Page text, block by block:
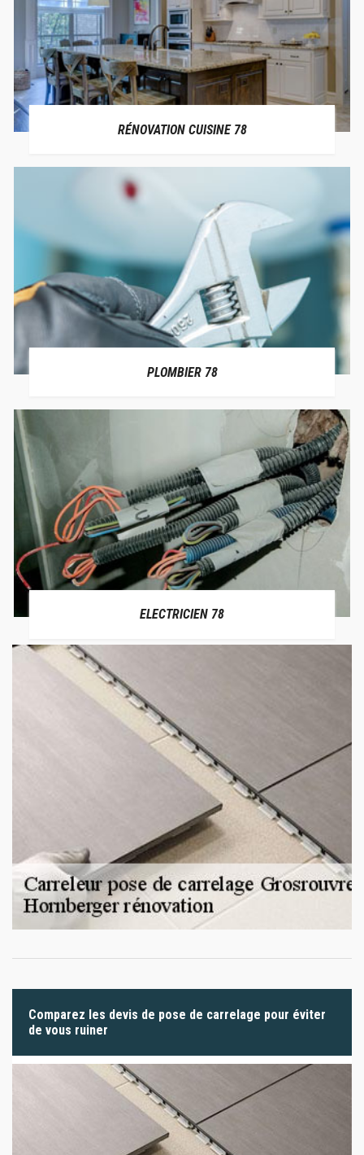
RÉNOVATION CUISINE 78
PLOMBIER 78
ELECTRICIEN 78
Comparez les devis de pose de carrelage pour éviter
de vous ruiner